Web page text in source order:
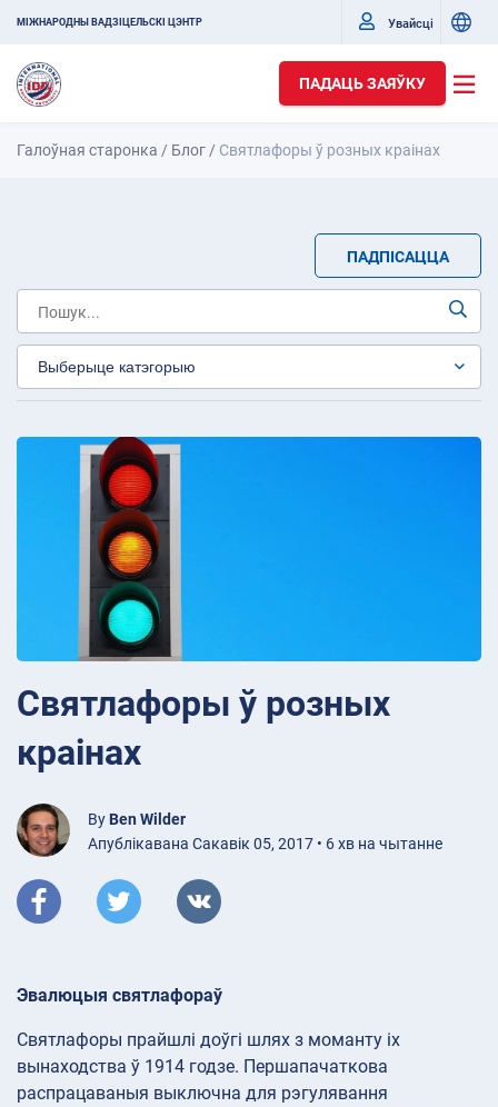
МІЖНАРОДНЫ ВАДЗІЦЕЛЬСКІ ЦЭНТР Увайсці
ПАДАЦЬ ЗАЯЎКУ
Галоўная старонка / Блог / Святлафоры ў розных краінах
ПАДПІСАЦЦА
Святлафоры ў розных
краінах
By Ben Wilder
Апублікавана Сакавік 05, 2017 • 6 хв на чытанне
Эвалюцыя святлафораў
Святлафоры прайшлі доўгі шлях з моманту іх
вынаходства ў 1914 годзе. Першапачаткова
распрацаваныя выключна для рэгулявання